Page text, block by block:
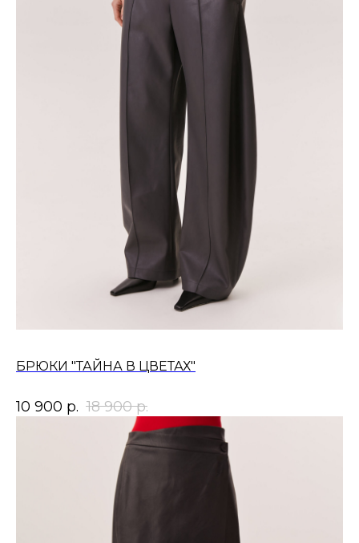
БРЮКИ "ТАЙНА В ЦВЕТАХ"
10 900 р. 18 900 р.